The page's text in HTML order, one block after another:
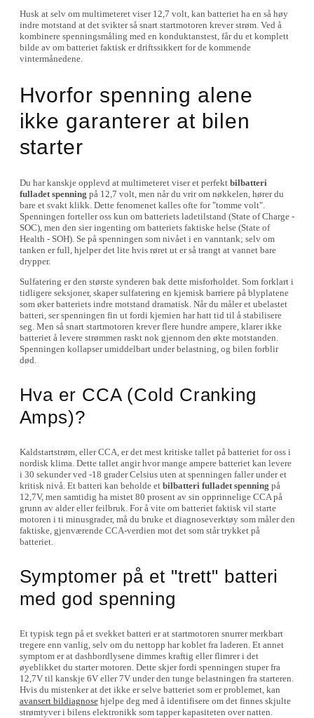
Husk at selv om multimeteret viser 12,7 volt, kan batteriet ha en så høy
indre motstand at det svikter så snart startmotoren krever strøm. Ved å
kombinere spenningsmåling med en konduktanstest, får du et komplett
bilde av om batteriet faktisk er driftssikkert for de kommende
vintermånedene.
Hvorfor spenning alene
ikke garanterer at bilen
starter
Du har kanskje opplevd at multimeteret viser et perfekt bilbatteri
fulladet spenning på 12,7 volt, men når du vrir om nøkkelen, hører du
bare et svakt klikk. Dette fenomenet kalles ofte for "tomme volt".
Spenningen forteller oss kun om batteriets ladetilstand (State of Charge -
SOC), men den sier ingenting om batteriets faktiske helse (State of
Health - SOH). Se på spenningen som nivået i en vanntank; selv om
tanken er full, hjelper det lite hvis røret ut er så trangt at vannet bare
drypper.
Sulfatering er den største synderen bak dette misforholdet. Som forklart i
tidligere seksjoner, skaper sulfatering en kjemisk barriere på blyplatene
som øker batteriets indre motstand dramatisk. Når du måler et ubelastet
batteri, ser spenningen fin ut fordi kjemien har hatt tid til å stabilisere
seg. Men så snart startmotoren krever flere hundre ampere, klarer ikke
batteriet å levere strømmen raskt nok gjennom den økte motstanden.
Spenningen kollapser umiddelbart under belastning, og bilen forblir
død.
Hva er CCA (Cold Cranking
Amps)?
Kaldstartstrøm, eller CCA, er det mest kritiske tallet på batteriet for oss i
nordisk klima. Dette tallet angir hvor mange ampere batteriet kan levere
i 30 sekunder ved -18 grader Celsius uten at spenningen faller under et
kritisk nivå. Et batteri kan beholde et bilbatteri fulladet spenning på
12,7V, men samtidig ha mistet 80 prosent av sin opprinnelige CCA på
grunn av alder eller feilbruk. For å vite om batteriet faktisk vil starte
motoren i ti minusgrader, må du bruke et diagnoseverktøy som måler den
faktiske, gjenværende CCA-verdien mot det som står trykket på
batteriet.
Symptomer på et "trett" batteri
med god spenning
Et typisk tegn på et svekket batteri er at startmotoren snurrer merkbart
tregere enn vanlig, selv om du nettopp har koblet fra laderen. Et annet
symptom er at dashbordlysene dimmes kraftig eller flimrer i det
øyeblikket du starter motoren. Dette skjer fordi spenningen stuper fra
12,7V til kanskje 6V eller 7V under den tunge belastningen fra starteren.
Hvis du mistenker at det ikke er selve batteriet som er problemet, kan
avansert bildiagnosehjelpe deg med å identifisere om det finnes skjulte
strømtyver i bilens elektronikk som tapper kapasiteten over natten.